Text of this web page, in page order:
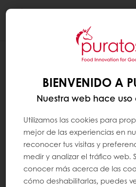
BIENVENIDO A
Nuestra web hace
Utilizamos las cookies para
mejor de las experiencias en
reconocer tus visitas y
medir y analizar el tráfico web.
conocer más acerca de las
cómo deshabilitarlas, puedes